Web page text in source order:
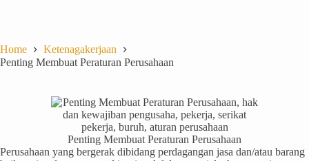
Home
Ketenagakerjaan
Penting Membuat Peraturan Perusahaan
Penting Membuat Peraturan Perusahaan
Perusahaan yang bergerak dibidang perdagangan jasa dan/atau barang